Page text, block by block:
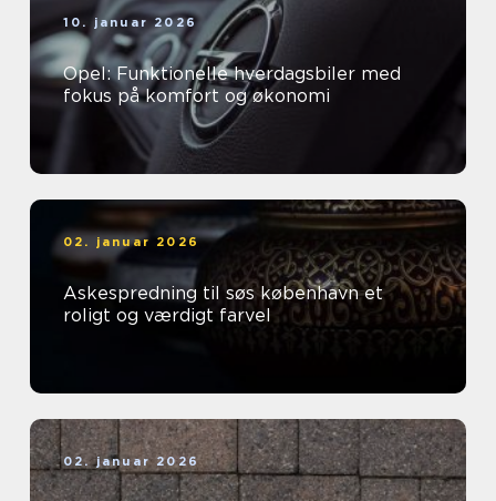
10. januar 2026
Opel: Funktionelle hverdagsbiler med
fokus på komfort og økonomi
02. januar 2026
Askespredning til søs københavn et
roligt og værdigt farvel
02. januar 2026